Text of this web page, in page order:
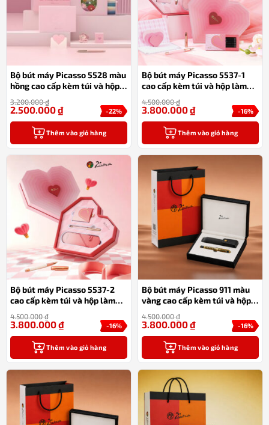
Bộ bút máy Picasso 5528 màu
hồng cao cấp kèm túi và hộp
3.200.000₫
-22%
2.500.000₫
Thêm vào giỏ hàng
Bộ bút máy Picasso 5537-1
cao cấp kèm túi và hộp làm
4.500.000₫
-16%
3.800.000₫
Thêm vào giỏ hàng
Bộ bút máy Picasso 5537-2
cao cấp kèm túi và hộp làm
4.500.000₫
-16%
3.800.000₫
Thêm vào giỏ hàng
Bộ bút máy Picasso 911 màu
vàng cao cấp kèm túi và hộp
4.500.000₫
-16%
3.800.000₫
Thêm vào giỏ hàng